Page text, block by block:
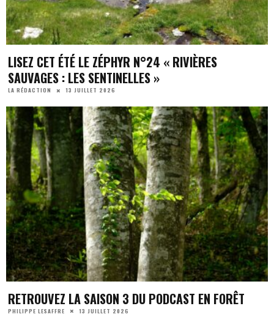
LISEZ CET ÉTÉ LE ZÉPHYR N°24 « RIVIÈRES
SAUVAGES : LES SENTINELLES »
LA RÉDACTION 13 JUILLET 2026
RETROUVEZ LA SAISON 3 DU PODCAST EN FORÊT
PHILIPPE LESAFFRE 13 JUILLET 2026